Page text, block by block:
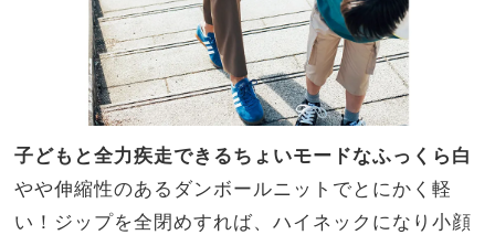
子どもと全力疾走できるちょいモードなふっくら白
やや伸縮性のあるダンボールニットでとにかく軽
い！ジップを全閉めすれば、ハイネックになり小顔